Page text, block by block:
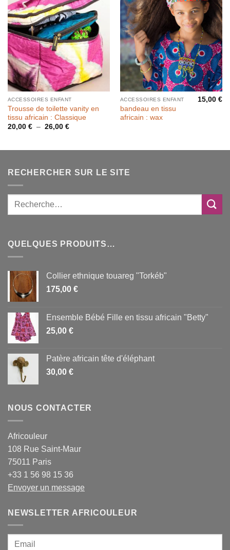
ACCESSOIRES ENFANT
Trousse de toilette vanity en
tissu africain : Classique
20,00 € – 26,00 €Plage
ACCESSOIRES ENFANT
bandeau en tissu
africain : wax
15,00€
RECHERCHER SUR LE SITE
QUELQUES PRODUITS…
Collier ethnique touareg "Torkéb"
175,00 €
Ensemble Bébé Fille en tissu africain "Betty"
25,00 €
Patère africain tête d'éléphant
30,00 €
NOUS CONTACTER
Africouleur
108 Rue Saint-Maur
75011 Paris
+33 1 56 98 15 36
Envoyer un message
NEWSLETTER AFRICOULEUR